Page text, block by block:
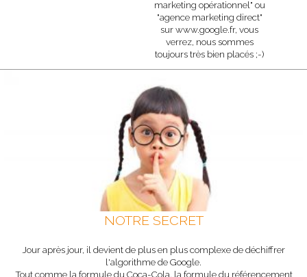
marketing opérationnel" ou
"agence marketing direct"
sur www.google.fr, vous
verrez, nous sommes
toujours très bien placés ;-)
NOTRE SECRET
Jour après jour, il devient de plus en plus complexe de déchiffrer
l'algorithme de Google.
Tout comme la formule du Coca-Cola, la formule du référencement